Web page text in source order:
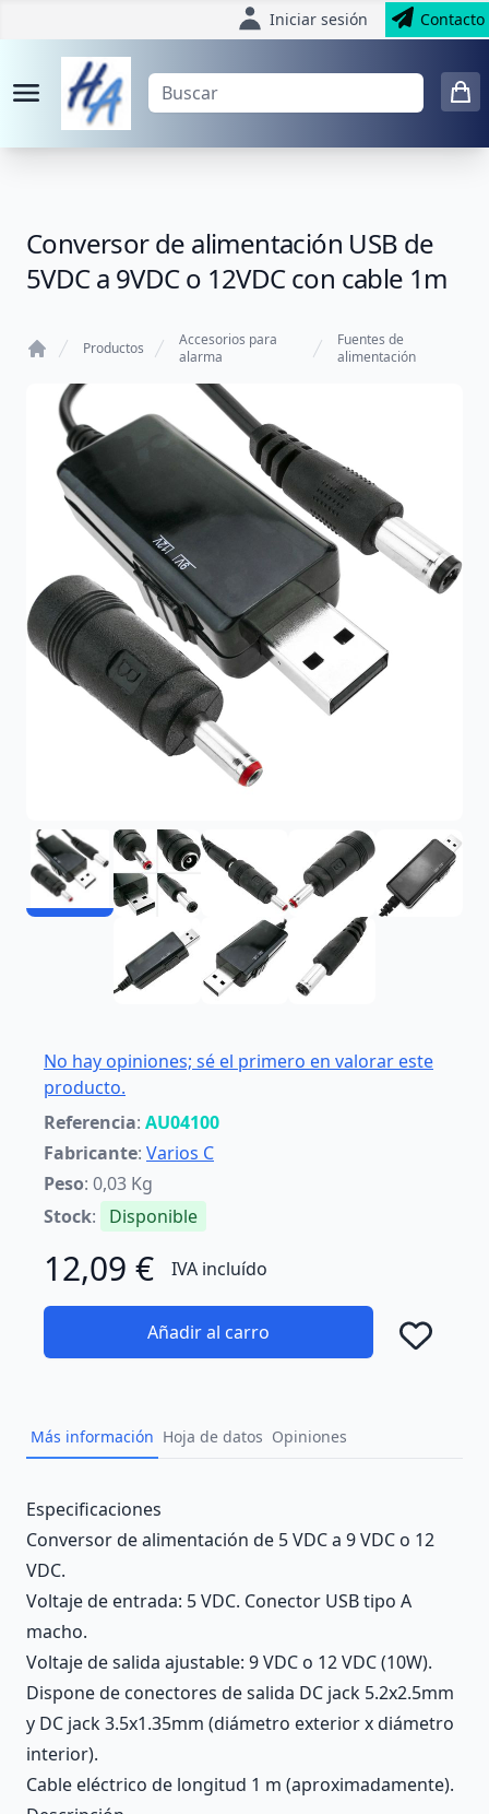
Iniciar sesión Contacto
Conversor de alimentación USB de
5VDC a 9VDC o 12VDC con cable 1m
Productos
Accesorios para
alarma
Fuentes de
alimentación
No hay opiniones; sé el primero en valorar este
producto.
Referencia: AU04100
Fabricante: Varios C
Peso: 0,03 Kg
Stock: Disponible
12,09 € IVA incluído
Añadir al carro
Más información Hoja de datos Opiniones
Description
Especificaciones
Conversor de alimentación de 5 VDC a 9 VDC o 12
VDC.
Voltaje de entrada: 5 VDC. Conector USB tipo A
macho.
Voltaje de salida ajustable: 9 VDC o 12 VDC (10W).
Dispone de conectores de salida DC jack 5.2x2.5mm
y DC jack 3.5x1.35mm (diámetro exterior x diámetro
interior).
Cable eléctrico de longitud 1 m (aproximadamente).